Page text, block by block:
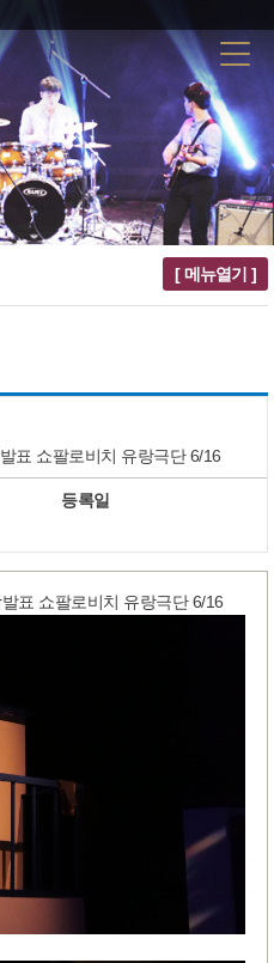
[ 메뉴열기 ]
표 쇼팔로비치 유랑극단 6/16
등록일
표 쇼팔로비치 유랑극단 6/16